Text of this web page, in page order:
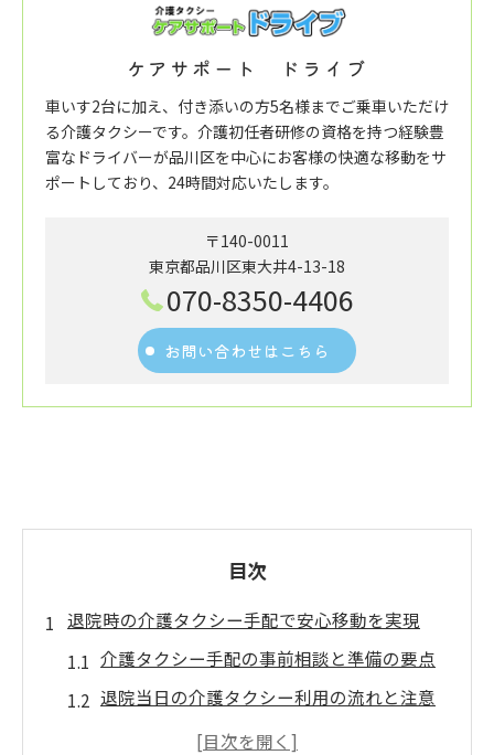
ケアサポート ドライブ
車いす2台に加え、付き添いの方5名様までご乗車いただけ
る介護タクシーです。介護初任者研修の資格を持つ経験豊
富なドライバーが品川区を中心にお客様の快適な移動をサ
ポートしており、24時間対応いたします。
〒140-0011
東京都品川区東大井4-13-18
070-8350-4406
お問い合わせはこちら
目次
退院時の介護タクシー手配で安心移動を実現
介護タクシー手配の事前相談と準備の要点
退院当日の介護タクシー利用の流れと注意